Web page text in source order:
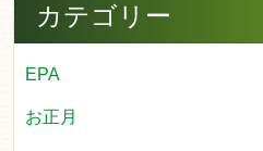
カテゴリー
EPA
お正月